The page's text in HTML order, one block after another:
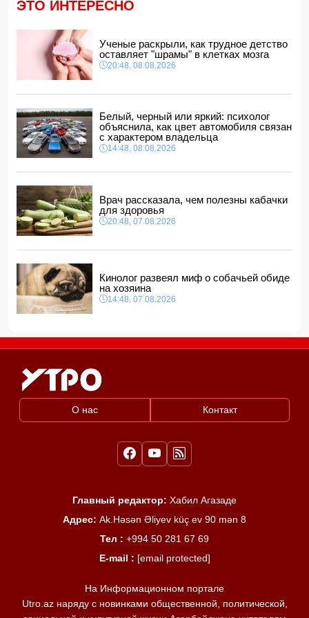
обвинений в адрес Инфантино
ВС РФ взяли под контроль Ивановку в Харьковской
области
14:04, 08.08.2026
Прогноз погоды в Азербайджане на 9 августа
14:00, 08.08.2026
Никол Пашинян позвонил Ильхаму Алиеву
12:48, 08.08.2026
СМИ: США ищут на Кубе фигуру для повторения
"венесуэльского сценария"
ЭТО ИНТЕРЕСНО
Ученые раскрыли, как трудное детство
оставляет "шрамы" в клетках мозга
20:48, 08.08.2026
Белый, черный или яркий: психолог
объяснила, как цвет автомобиля связан
с характером владельца
14:48, 08.08.2026
Врач рассказала, чем полезны кабачки
для здоровья
20:48, 07.08.2026
Кинолог развеял миф о собачьей обиде
на хозяина
14:48, 07.08.2026
О нас Контакт
Главный редактор: Хабил Агазаде
Адрес: Ak.Həsən Əliyev küç ev 90 mən 8
Тел : +994 50 281 67 69
E-mail : [email protected]
На Информационном портале
Utro.az наряду с новинками общественной, политической,